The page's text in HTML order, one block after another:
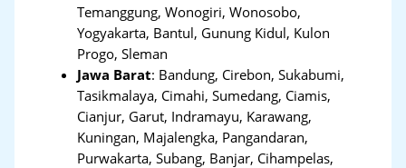
Temanggung, Wonogiri, Wonosobo,
Yogyakarta, Bantul, Gunung Kidul, Kulon
Progo, Sleman
Jawa Barat: Bandung, Cirebon, Sukabumi,
Tasikmalaya, Cimahi, Sumedang, Ciamis,
Cianjur, Garut, Indramayu, Karawang,
Kuningan, Majalengka, Pangandaran,
Purwakarta, Subang, Banjar, Cihampelas,